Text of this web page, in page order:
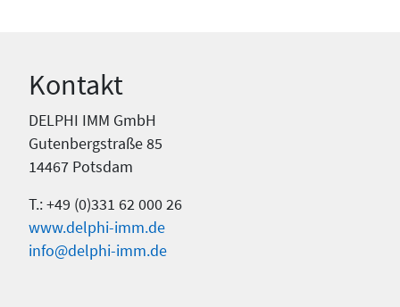
Kontakt
DELPHI IMM GmbH
Gutenbergstraße 85
14467 Potsdam
T.: +49 (0)331 62 000 26
www.delphi-imm.de
info@delphi-imm.de